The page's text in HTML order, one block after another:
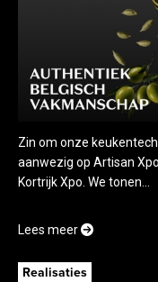
Zin om onze
aanwezig op Artisan
Kortrijk Xpo. We tonen...
Lees meer
Realisaties